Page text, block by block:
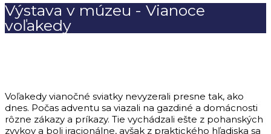
Výstava v múzeu - Vianoce
voľakedy
Voľakedy vianočné sviatky nevyzerali presne tak, ako
dnes. Počas adventu sa viazali na gazdiné a domácnosti
rôzne zákazy a príkazy. Tie vychádzali ešte z pohanských
zvykov a boli iracionálne, avšak z praktického hľadiska sa